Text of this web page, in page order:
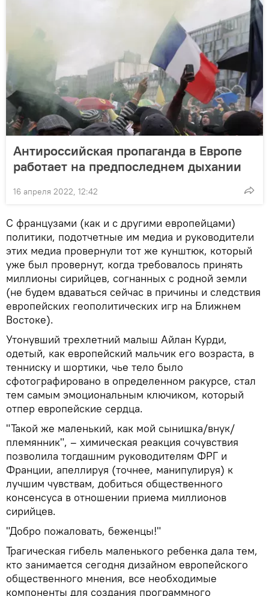
Антироссийская пропаганда в Европе
работает на предпоследнем дыхании
16 апреля 2022, 12:42
С французами (как и с другими европейцами)
политики, подотчетные им медиа и руководители
этих медиа провернули тот же кунштюк, который
уже был провернут, когда требовалось принять
миллионы сирийцев, согнанных с родной земли
(не будем вдаваться сейчас в причины и следствия
европейских геополитических игр на Ближнем
Востоке).
Утонувший трехлетний малыш Айлан Курди,
одетый, как европейский мальчик его возраста, в
тенниску и шортики, чье тело было
сфотографировано в определенном ракурсе, стал
тем самым эмоциональным ключиком, который
отпер европейские сердца.
"Такой же маленький, как мой сынишка/внук/
племянник", – химическая реакция сочувствия
позволила тогдашним руководителям ФРГ и
Франции, апеллируя (точнее, манипулируя) к
лучшим чувствам, добиться общественного
консенсуса в отношении приема миллионов
сирийцев.
"Добро пожаловать, беженцы!"
Трагическая гибель маленького ребенка дала тем,
кто занимается сегодня дизайном европейского
общественного мнения, все необходимые
компоненты для создания программного